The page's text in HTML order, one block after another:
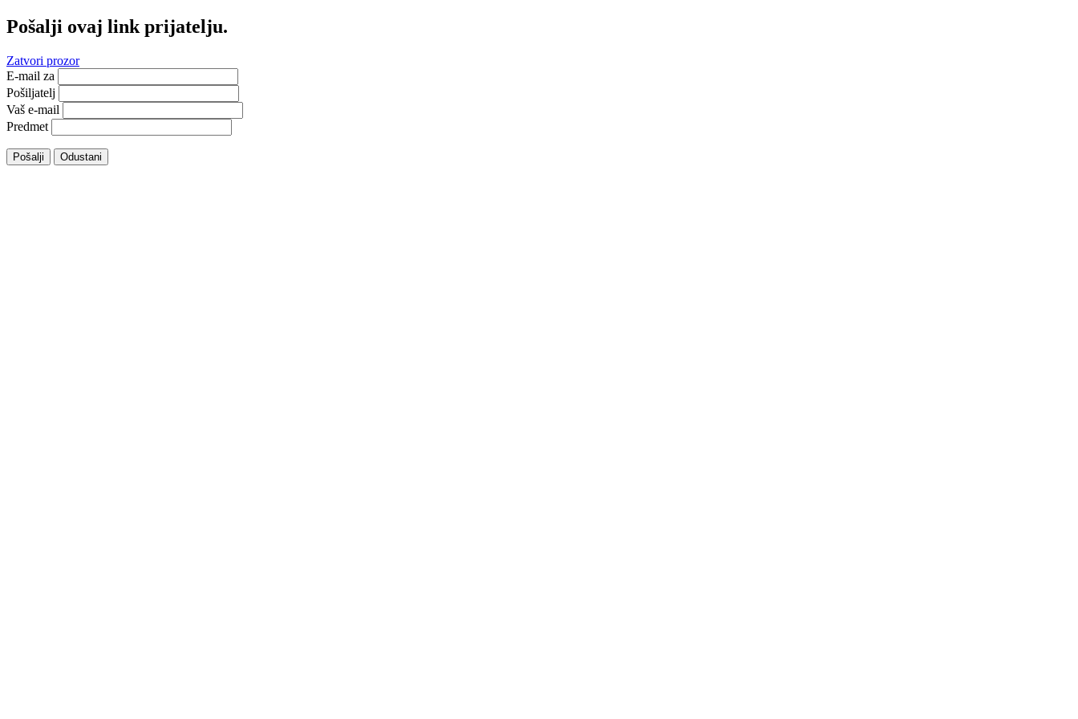
Pošalji ovaj link prijatelju.
Zatvori prozor
E-mail za
Pošiljatelj
Vaš e-mail
Predmet
Pošalji Odustani